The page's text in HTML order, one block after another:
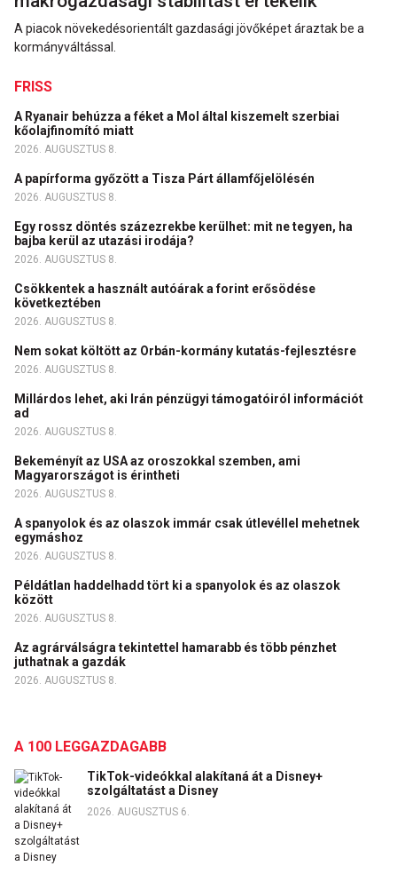
A piacok növekedésorientált gazdasági jövőképet áraztak be a
kormányváltással.
FRISS
A Ryanair behúzza a féket a Mol által kiszemelt szerbiai
kőolajfinomító miatt
2026. AUGUSZTUS 8.
A papírforma győzött a Tisza Párt államfőjelölésén
2026. AUGUSZTUS 8.
Egy rossz döntés százezrekbe kerülhet: mit ne tegyen, ha
bajba kerül az utazási irodája?
2026. AUGUSZTUS 8.
Csökkentek a használt autóárak a forint erősödése
következtében
2026. AUGUSZTUS 8.
Nem sokat költött az Orbán-kormány kutatás-fejlesztésre
2026. AUGUSZTUS 8.
Millárdos lehet, aki Irán pénzügyi támogatóiról információt
ad
2026. AUGUSZTUS 8.
Bekeményít az USA az oroszokkal szemben, ami
Magyarországot is érintheti
2026. AUGUSZTUS 8.
A spanyolok és az olaszok immár csak útlevéllel mehetnek
egymáshoz
2026. AUGUSZTUS 8.
Példátlan haddelhadd tört ki a spanyolok és az olaszok
között
2026. AUGUSZTUS 8.
Az agrárválságra tekintettel hamarabb és több pénzhet
juthatnak a gazdák
2026. AUGUSZTUS 8.
A 100 LEGGAZDAGABB
TikTok-videókkal alakítaná át a Disney+
szolgáltatást a Disney
2026. AUGUSZTUS 6.